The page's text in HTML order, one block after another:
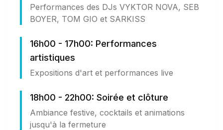
Performances des DJs VYKTOR NOVA, SEB
BOYER, TOM GIO et SARKISS
16h00 - 17h00: Performances
artistiques
Expositions d'art et performances live
18h00 - 22h00: Soirée et clôture
Ambiance festive, cocktails et animations
jusqu'à la fermeture